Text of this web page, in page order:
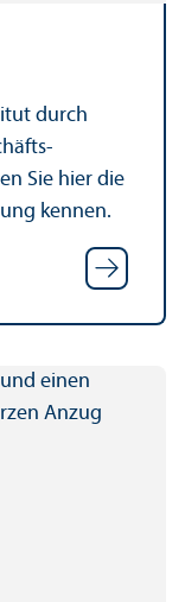
durch
Sie hier die
kennen.